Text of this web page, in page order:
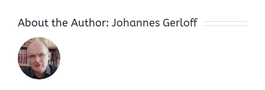
About the Author: Johannes Gerloff